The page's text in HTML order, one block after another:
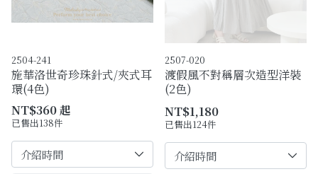
Facebook粉絲專頁
Instagram
2504-241
施華洛世奇珍珠針式/夾式耳
環(4色)
NT$360 起
已售出138件
2507-020
渡假風不對稱層次造型洋裝
(2色)
NT$1,180
已售出124件